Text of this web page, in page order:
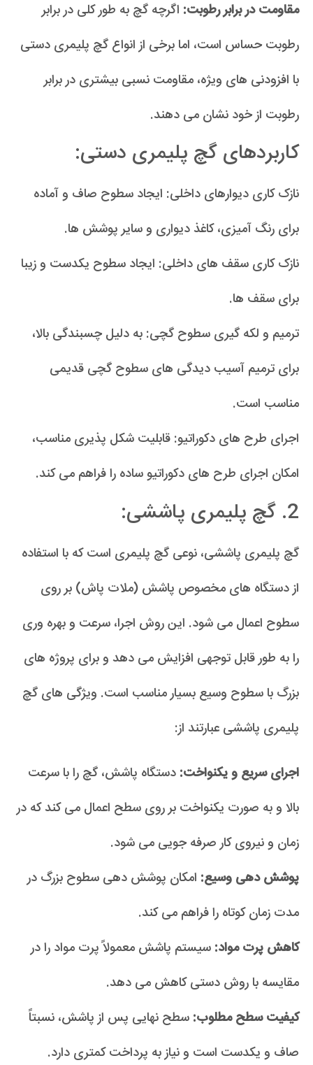
مقاومت در برابر رطوبت: اگرچه گچ به طور کلی در برابر
رطوبت حساس است، اما برخی از انواع گچ پلیمری دستی
با افزودنی های ویژه، مقاومت نسبی بیشتری در برابر
رطوبت از خود نشان می دهند.
کاربردهای گچ پلیمری دستی:
نازک کاری دیوارهای داخلی: ایجاد سطوح صاف و آماده
برای رنگ آمیزی، کاغذ دیواری و سایر پوشش ها.
نازک کاری سقف های داخلی: ایجاد سطوح یکدست و زیبا
برای سقف ها.
ترمیم و لکه گیری سطوح گچی: به دلیل چسبندگی بالا،
برای ترمیم آسیب دیدگی های سطوح گچی قدیمی
مناسب است.
اجرای طرح های دکوراتیو: قابلیت شکل پذیری مناسب،
امکان اجرای طرح های دکوراتیو ساده را فراهم می کند.
2. گچ پلیمری پاششی:
گچ پلیمری پاششی، نوعی گچ پلیمری است که با استفاده
از دستگاه های مخصوص پاشش (ملات پاش) بر روی
سطوح اعمال می شود. این روش اجرا، سرعت و بهره وری
را به طور قابل توجهی افزایش می دهد و برای پروژه های
بزرگ با سطوح وسیع بسیار مناسب است. ویژگی های گچ
پلیمری پاششی عبارتند از:
اجرای سریع و یکنواخت: دستگاه پاشش، گچ را با سرعت
بالا و به صورت یکنواخت بر روی سطح اعمال می کند که در
زمان و نیروی کار صرفه جویی می شود.
پوشش دهی وسیع: امکان پوشش دهی سطوح بزرگ در
مدت زمان کوتاه را فراهم می کند.
کاهش پرت مواد: سیستم پاشش معمولاً پرت مواد را در
مقایسه با روش دستی کاهش می دهد.
کیفیت سطح مطلوب: سطح نهایی پس از پاشش، نسبتاً
صاف و یکدست است و نیاز به پرداخت کمتری دارد.